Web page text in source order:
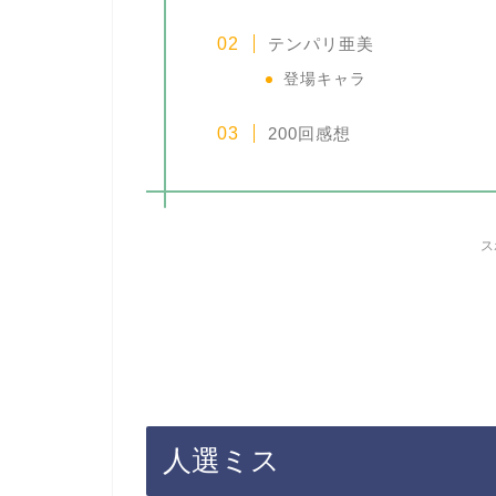
テンパリ亜美
登場キャラ
200回感想
人選ミス